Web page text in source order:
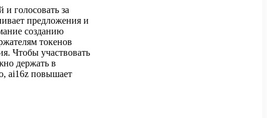
голосовать за
предложения и
созданию
токенов
Чтобы участвовать
держать в
ai16z повышает